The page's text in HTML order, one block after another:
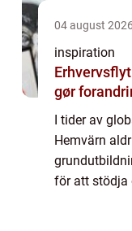
04 august 2026
inspiration
gør
I tider av
Hemvärn
för att stödja